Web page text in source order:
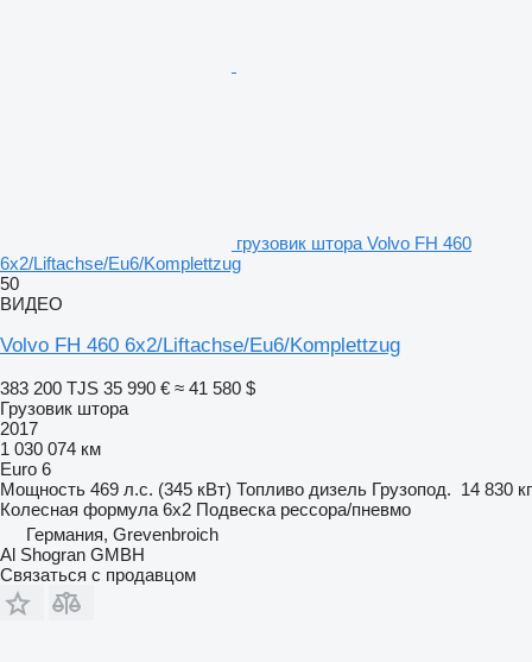
грузовик штора Volvo FH 460
6x2/Liftachse/Eu6/Komplettzug
50
ВИДЕО
Volvo FH 460 6x2/Liftachse/Eu6/Komplettzug
383 200 TJS 35 990 € ≈ 41 580 $
Грузовик штора
2017
1 030 074 км
Euro 6
Мощность 469 л.с. (345 кВт) Топливо дизель Грузопод. 14 830 кг
Колесная формула 6x2 Подвеска рессора/пневмо
Германия, Grevenbroich
Al Shogran GMBH
Связаться с продавцом